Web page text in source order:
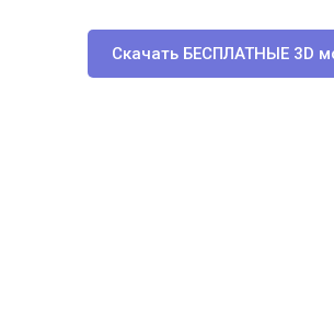
Скачать БЕСПЛАТНЫЕ 3D